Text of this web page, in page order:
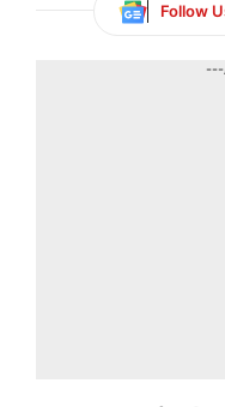
Follow
---